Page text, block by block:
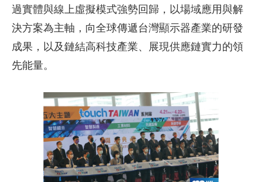
過實體與線上虛擬模式強勢回歸，以場域應用與解
決方案為主軸，向全球傳遞台灣顯示器產業的研發
成果，以及鏈結高科技產業、展現供應鏈實力的領
先能量。